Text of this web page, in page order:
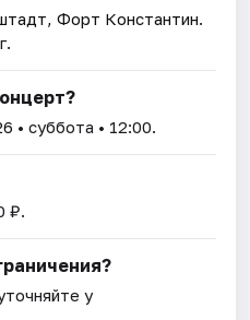
Форт Константин.
• суббота • 12:00.
₽.
у